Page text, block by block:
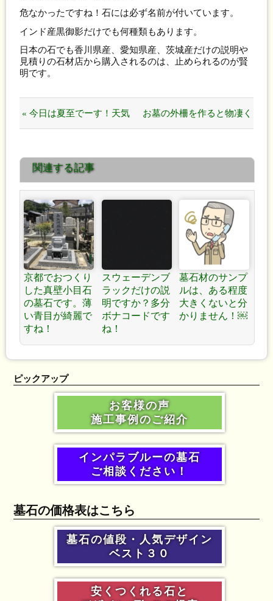
危なかったですね！石には必ず名前が付いています。
インド産黒御影だけでも何種類もあります。
日本の石でも香川県産、愛知県産、茨城産だけの説明や
見積りの石材店から購入されるのは、止められるのが賢
明です。
« 今日は夏至でーす！天気
ません！
お墓の外柵を作ると物凄く
関連する記事
京都でおつくり
した真壁小目石
の墓石です。薄
い青目が綺麗で
すね！
スウェーデンブ
ラックだけの説
明ですか？多分
ボナコードです
ね！
墓石材のサンプ
ルは、ある程度
大きくないと分
かりません！￼
ピックアップ
お客様の声
施工事例のご紹介
インパラブルーの墓石
ご相談ください！
墓石の価格表はこちら
墓石の値段・人気デザイン
ベスト３０
安くつくれる石と